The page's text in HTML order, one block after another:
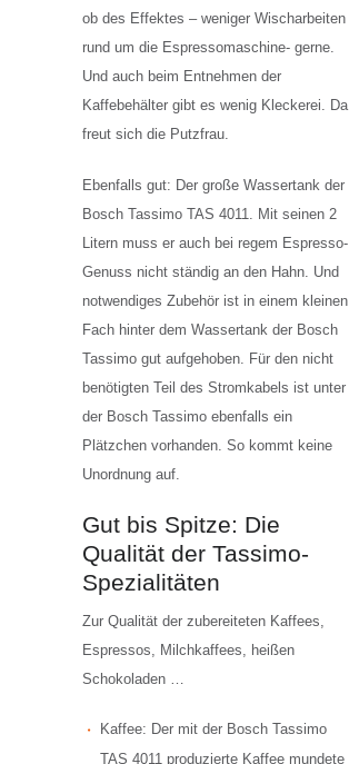
ob des Effektes – weniger Wischarbeiten
rund um die Espressomaschine- gerne.
Und auch beim Entnehmen der
Kaffebehälter gibt es wenig Kleckerei. Da
freut sich die Putzfrau.
Ebenfalls gut: Der große Wassertank der
Bosch Tassimo TAS 4011. Mit seinen 2
Litern muss er auch bei regem Espresso-
Genuss nicht ständig an den Hahn. Und
notwendiges Zubehör ist in einem kleinen
Fach hinter dem Wassertank der Bosch
Tassimo gut aufgehoben. Für den nicht
benötigten Teil des Stromkabels ist unter
der Bosch Tassimo ebenfalls ein
Plätzchen vorhanden. So kommt keine
Unordnung auf.
Gut bis Spitze: Die
Qualität der Tassimo-
Spezialitäten
Zur Qualität der zubereiteten Kaffees,
Espressos, Milchkaffees, heißen
Schokoladen …
Kaffee: Der mit der Bosch Tassimo
TAS 4011 produzierte Kaffee mundete